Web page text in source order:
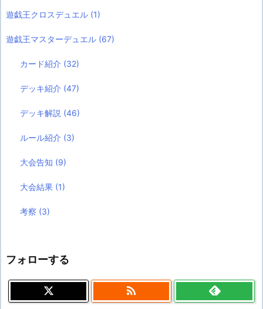
遊戯王クロスデュエル (1)
遊戯王マスターデュエル (67)
カード紹介 (32)
デッキ紹介 (47)
デッキ解説 (46)
ルール紹介 (3)
大会告知 (9)
大会結果 (1)
考察 (3)
フォローする
